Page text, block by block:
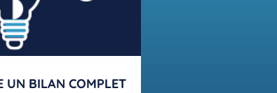
UN BILAN COMPLET